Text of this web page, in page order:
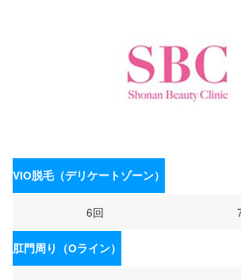
VIO脱毛（デリケートゾーン）
6回
肛門周り（Oライン）